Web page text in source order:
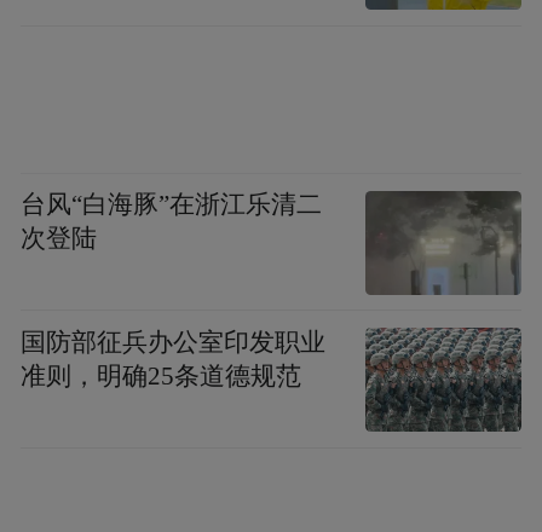
台风“白海豚”在浙江乐清二
次登陆
国防部征兵办公室印发职业
准则，明确25条道德规范